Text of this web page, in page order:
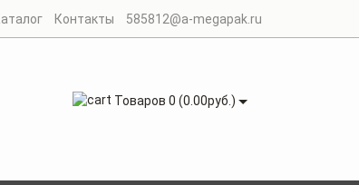
Контакты 585812@a-megapak.ru
Товаров 0 (0.00руб.)